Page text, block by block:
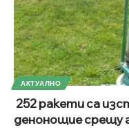
АКТУАЛНО
252 ракети са
денонощие срещу